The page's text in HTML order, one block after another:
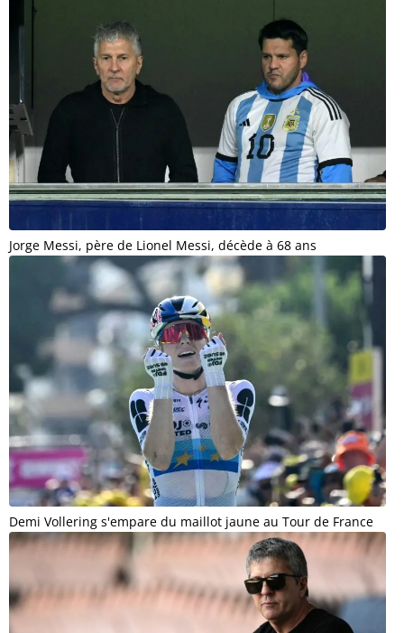
Jorge Messi, père de Lionel Messi, décède à 68 ans
Demi Vollering s'empare du maillot jaune au Tour de France